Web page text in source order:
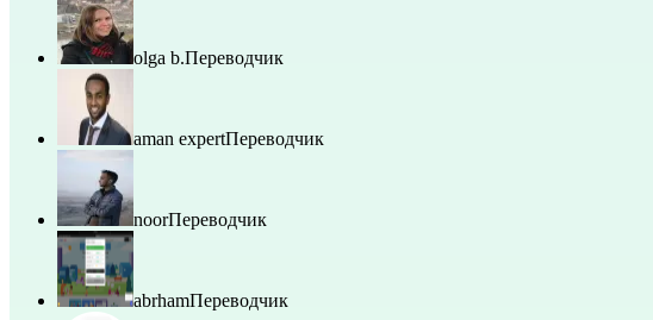
olga b.Переводчик
aman expertПереводчик
noorПереводчик
abrhamПереводчик